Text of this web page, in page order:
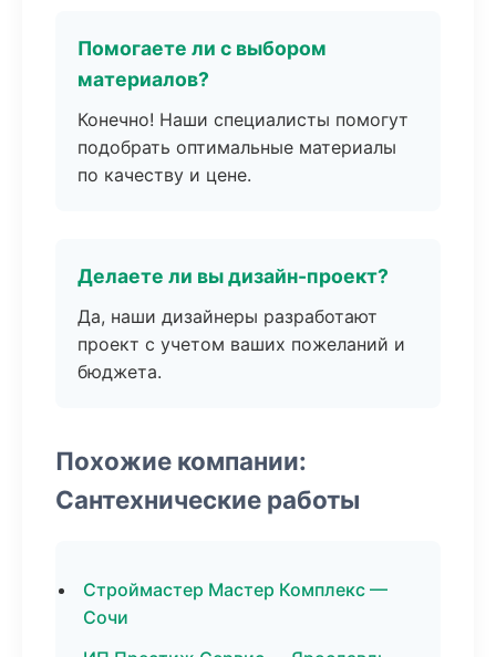
Помогаете ли с выбором
материалов?
Конечно! Наши специалисты помогут
подобрать оптимальные материалы
по качеству и цене.
Делаете ли вы дизайн-проект?
Да, наши дизайнеры разработают
проект с учетом ваших пожеланий и
бюджета.
Похожие компании:
Сантехнические работы
Строймастер Мастер Комплекс —
Сочи